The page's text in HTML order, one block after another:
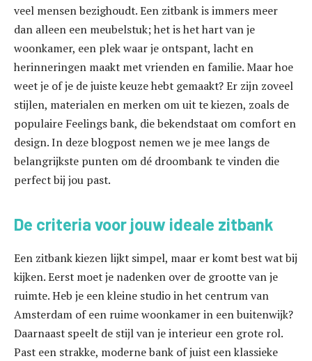
veel mensen bezighoudt. Een zitbank is immers meer
dan alleen een meubelstuk; het is het hart van je
woonkamer, een plek waar je ontspant, lacht en
herinneringen maakt met vrienden en familie. Maar hoe
weet je of je de juiste keuze hebt gemaakt? Er zijn zoveel
stijlen, materialen en merken om uit te kiezen, zoals de
populaire Feelings bank, die bekendstaat om comfort en
design. In deze blogpost nemen we je mee langs de
belangrijkste punten om dé droombank te vinden die
perfect bij jou past.
De criteria voor jouw ideale zitbank
Een zitbank kiezen lijkt simpel, maar er komt best wat bij
kijken. Eerst moet je nadenken over de grootte van je
ruimte. Heb je een kleine studio in het centrum van
Amsterdam of een ruime woonkamer in een buitenwijk?
Daarnaast speelt de stijl van je interieur een grote rol.
Past een strakke, moderne bank of juist een klassieke